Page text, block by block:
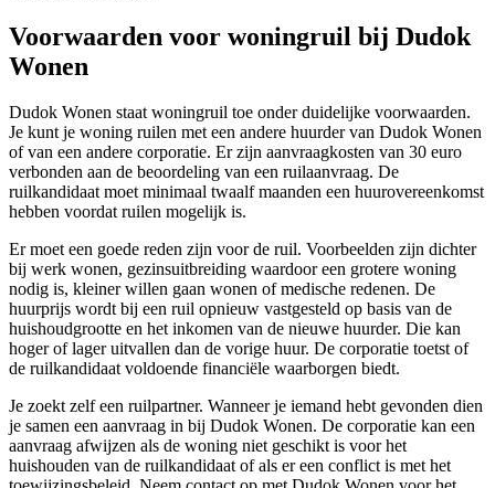
Voorwaarden voor woningruil bij Dudok
Wonen
Dudok Wonen staat woningruil toe onder duidelijke voorwaarden.
Je kunt je woning ruilen met een andere huurder van Dudok Wonen
of van een andere corporatie. Er zijn aanvraagkosten van 30 euro
verbonden aan de beoordeling van een ruilaanvraag. De
ruilkandidaat moet minimaal twaalf maanden een huurovereenkomst
hebben voordat ruilen mogelijk is.
Er moet een goede reden zijn voor de ruil. Voorbeelden zijn dichter
bij werk wonen, gezinsuitbreiding waardoor een grotere woning
nodig is, kleiner willen gaan wonen of medische redenen. De
huurprijs wordt bij een ruil opnieuw vastgesteld op basis van de
huishoudgrootte en het inkomen van de nieuwe huurder. Die kan
hoger of lager uitvallen dan de vorige huur. De corporatie toetst of
de ruilkandidaat voldoende financiële waarborgen biedt.
Je zoekt zelf een ruilpartner. Wanneer je iemand hebt gevonden dien
je samen een aanvraag in bij Dudok Wonen. De corporatie kan een
aanvraag afwijzen als de woning niet geschikt is voor het
huishouden van de ruilkandidaat of als er een conflict is met het